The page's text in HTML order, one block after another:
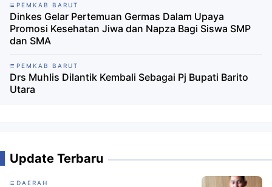
PEMKAB BARUT
Dinkes Gelar Pertemuan Germas Dalam Upaya
Promosi Kesehatan Jiwa dan Napza Bagi Siswa SMP
dan SMA
PEMKAB BARUT
Drs Muhlis Dilantik Kembali Sebagai Pj Bupati Barito
Utara
Update Terbaru
DAERAH